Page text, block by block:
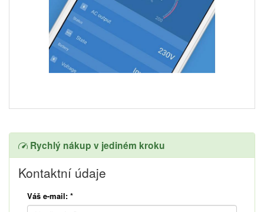
Rychlý nákup v jediném kroku
Kontaktní údaje
Váš e-mail: *